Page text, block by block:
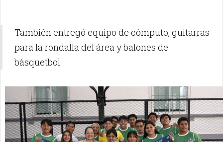
También entregó equipo de cómputo, guitarras
para la rondalla del área y balones de
básquetbol